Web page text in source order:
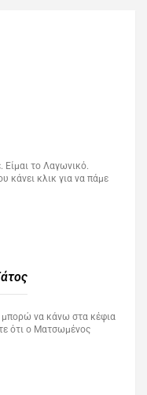
Είμαι το Λαγωνικό.
κάνει κλικ για να πάμε
μπορώ να κάνω στα κέφια
ότι ο Ματσωμένος